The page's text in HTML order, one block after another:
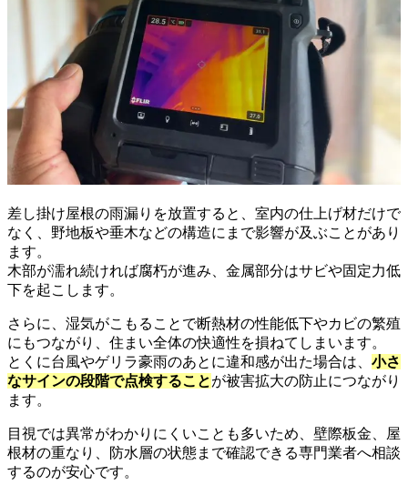
差し掛け屋根の雨漏りを放置すると、室内の仕上げ材だけで
なく、野地板や垂木などの構造にまで影響が及ぶことがあり
ます。
木部が濡れ続ければ腐朽が進み、金属部分はサビや固定力低
下を起こします。
さらに、湿気がこもることで断熱材の性能低下やカビの繁殖
にもつながり、住まい全体の快適性を損ねてしまいます。
とくに台風やゲリラ豪雨のあとに違和感が出た場合は、 小さ
なサインの段階で点検することが被害拡大の防止につながり
ます。
目視では異常がわかりにくいことも多いため、壁際板金、屋
根材の重なり、防水層の状態まで確認できる専門業者へ相談
するのが安心です。